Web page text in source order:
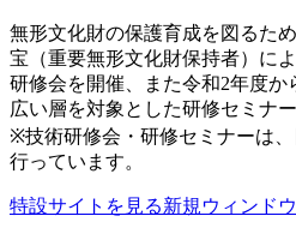
無形文化財の保護育成を図るた
宝（重要無形文化財保持者）に
研修会を開催、また令和2年度
広い層を対象とした研修セミナ
※技術研修会・研修セミナーは
行っています。
特設サイトを見る新規ウィンド